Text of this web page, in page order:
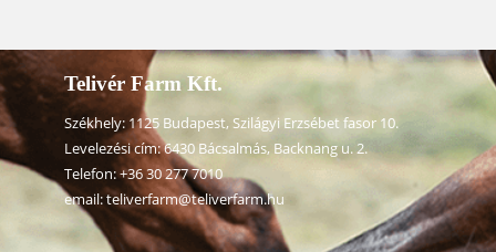
Telivér Farm Kft.
Székhely: 1125 Budapest, Szilágyi Erzsébet fasor 10.
Levelezési cím: 6430 Bácsalmás, Backnang u. 2.
Telefon:+36 30 277 7010
email:teliverfarm@teliverfarm.hu